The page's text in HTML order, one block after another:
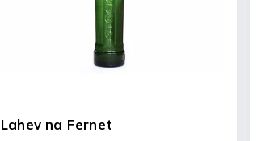
Lahev na Fernet